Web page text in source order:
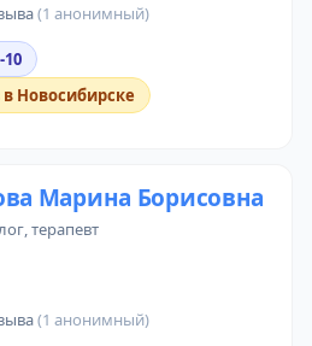
(1 анонимный)
Новосибирске
Марина Борисовна
,терапевт
(1 анонимный)